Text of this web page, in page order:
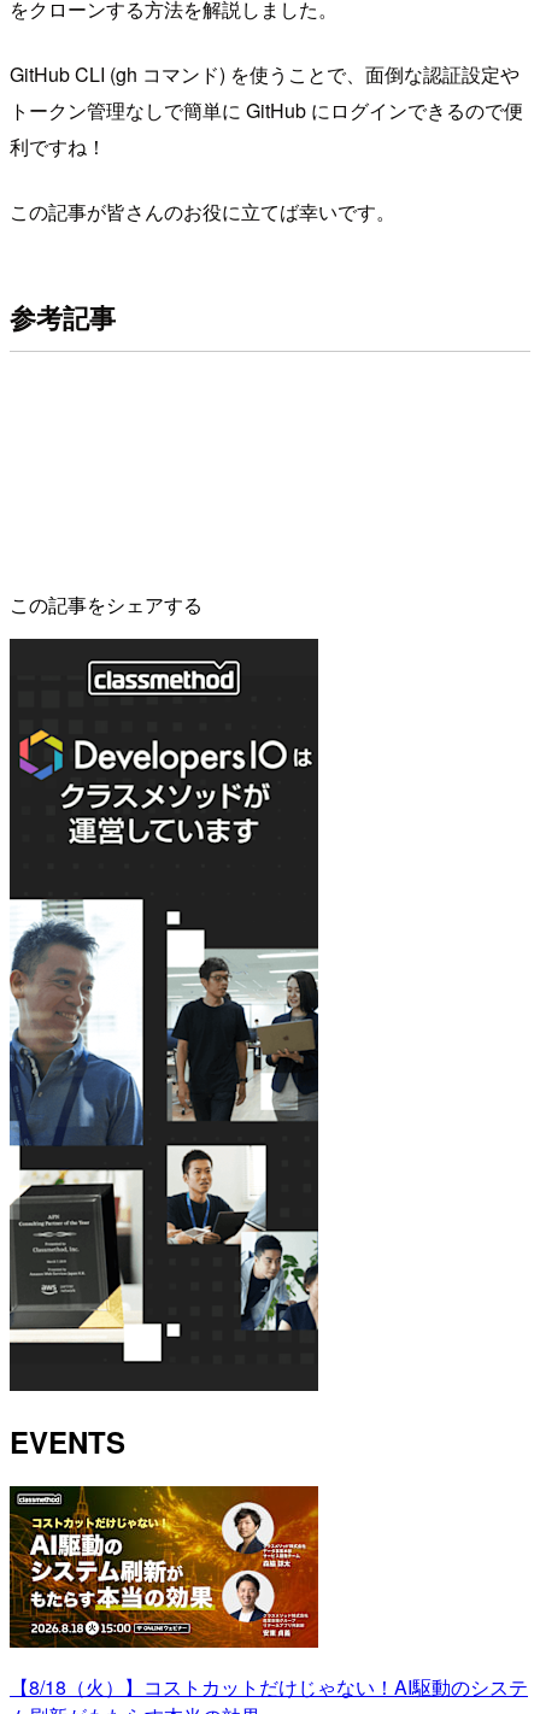
をクローンする方法を解説しました。
GitHub CLI (gh コマンド) を使うことで、面倒な認証設定や
トークン管理なしで簡単に GitHub にログインできるので便
利ですね！
この記事が皆さんのお役に立てば幸いです。
参考記事
この記事をシェアする
EVENTS
【8/18（火）】コストカットだけじゃない！AI駆動のシステ